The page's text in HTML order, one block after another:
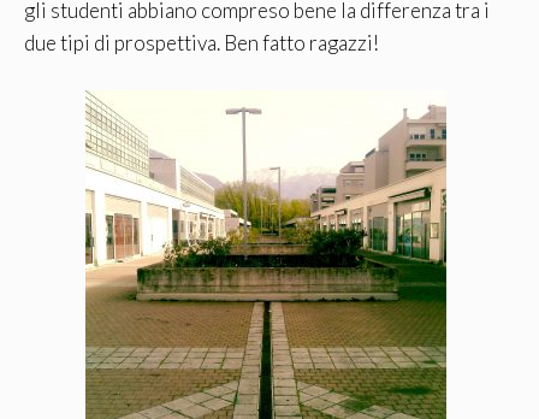
gli studenti abbiano compreso bene la differenza tra i
due tipi di prospettiva. Ben fatto ragazzi!